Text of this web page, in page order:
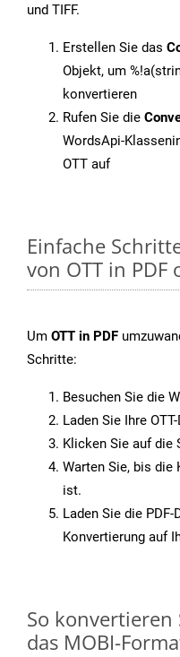
und TIFF.
Erstellen Sie das
Objekt, um
konvertieren
Rufen Sie die
WordsApi-
OTT auf
Einfache
von OTT in PDF
Um OTT in PDF
Schritte:
Besuchen Sie die
Laden Sie Ihre
Klicken Sie auf die
Warten Sie, bis die
ist.
Laden Sie die
Konvertierung auf
So konvertieren
das MOBI-